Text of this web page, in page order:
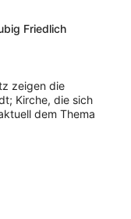
Friedlich
zeigen die
Kirche, die sich
dem Thema